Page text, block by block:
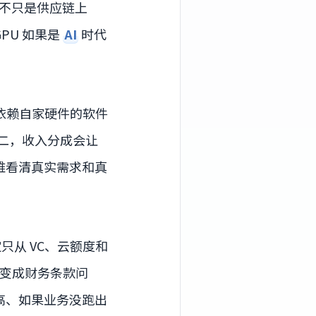
只是供应链上
如果是 AI 时代
赖自家硬件的软件
，收入分成会让
清真实需求和真
从 VC、云额度和
成财务条款问
如果业务没跑出